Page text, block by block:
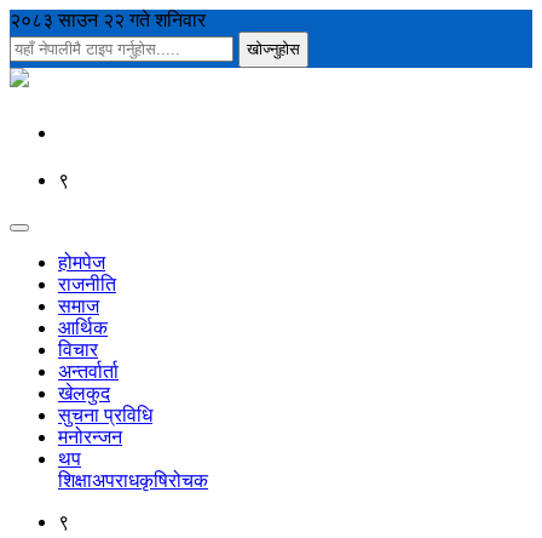
२०८३ साउन २२ गते शनिवार
९
होमपेज
राजनीति
समाज
आर्थिक
विचार
अन्तर्वार्ता
खेलकुद
सुचना प्रविधि
मनोरन्जन
थप
शिक्षाअपराधकृषिरोचक
९